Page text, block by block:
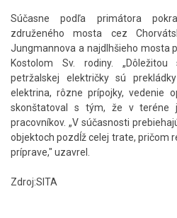
Súčasne podľa primátora
združeného mosta cez
Jungmannova a najdlhšieho mosta
Kostolom Sv. rodiny.
petržalskej električky sú
elektrina, rôzne prípojky, vedenie
skonštatoval s tým, že v teréne
pracovníkov. „V súčasnosti
objektoch pozdĺž celej trate, pričom
príprave," uzavrel.
Zdroj:SITA